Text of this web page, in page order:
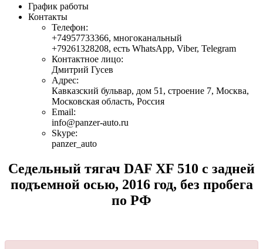
График работы
Контакты
Телефон:
+74957733366, многоканальный
+79261328208, есть WhatsApp, Viber, Telegram
Контактное лицо:
Дмитрий Гусев
Адрес:
Кавказский бульвар, дом 51, строение 7, Москва,
Московская область, Россия
Email:
info@panzer-auto.ru
Skype:
panzer_auto
Седельный тягач DAF XF 510 с задней
подъемной осью, 2016 год, без пробега
по РФ